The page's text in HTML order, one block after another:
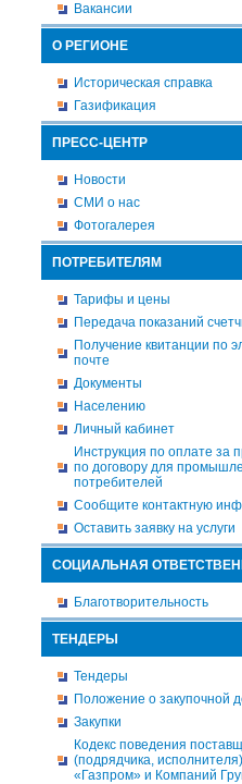
Вакансии
О РЕГИОНЕ
Историческая справка
Газификация
ПРЕСС-ЦЕНТР
Новости
СМИ о нас
Фотогалерея
ПОТРЕБИТЕЛЯМ
Тарифы и цены
Передача показаний
Получение квитанции по
почте
Документы
Населению
Личный кабинет
Инструкция по оплате за
по договору для
потребителей
Сообщите контактную
Оставить заявку на услуги
СОЦИАЛЬНАЯ
Благотворительность
ТЕНДЕРЫ
Тендеры
Положение о закупочной
Закупки
Кодекс поведения
(подрядчика,
«Газпром» и Компаний